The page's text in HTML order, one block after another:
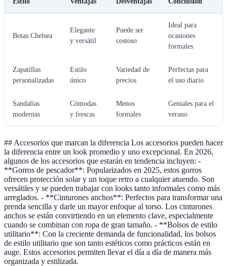
Botas Chelsea
Elegante
y versátil
Puede ser
costoso
Ideal para
ocasiones
formales
Zapatillas
personalizadas
Estilo
único
Variedad de
precios
Perfectas para
el uso diario
Sandalias
modernas
Cómodas
y frescas
Menos
formales
Geniales para el
verano
## Accesorios que marcan la diferencia Los accesorios pueden hacer
la diferencia entre un look promedio y uno excepcional. En 2026,
algunos de los accesorios que estarán en tendencia incluyen: -
**Gorros de pescador**: Popularizados en 2025, estos gorros
ofrecen protección solar y un toque retro a cualquier atuendo. Son
versátiles y se pueden trabajar con looks tanto informales como más
arreglados. - **Cinturones anchos**: Perfectos para transformar una
prenda sencilla y darle un mayor enfoque al torso. Los cinturones
anchos se están convirtiendo en un elemento clave, especialmente
cuando se combinan con ropa de gran tamaño. - **Bolsos de estilo
utilitario**: Con la creciente demanda de funcionalidad, los bolsos
de estilo utilitario que son tanto estéticos como prácticos están en
auge. Estos accesorios permiten llevar el día a día de manera más
organizada y estilizada.